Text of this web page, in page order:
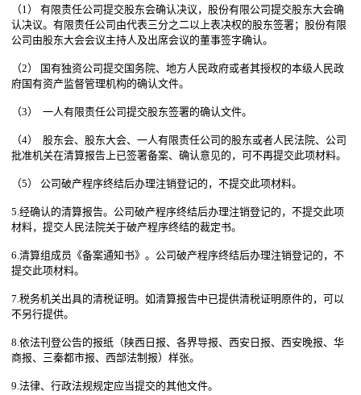
（1） 有限责任公司提交股东会确认决议，股份有限公司提交股东大会确
认决议。有限责任公司由代表三分之二以上表决权的股东签署；股份有限
公司由股东大会会议主持人及出席会议的董事签字确认。
（2） 国有独资公司提交国务院、地方人民政府或者其授权的本级人民政
府国有资产监督管理机构的确认文件。
（3） 一人有限责任公司提交股东签署的确认文件。
（4） 股东会、股东大会、一人有限责任公司的股东或者人民法院、公司
批准机关在清算报告上已签署备案、确认意见的，可不再提交此项材料。
（5） 公司破产程序终结后办理注销登记的，不提交此项材料。
5.经确认的清算报告。公司破产程序终结后办理注销登记的，不提交此项
材料，提交人民法院关于破产程序终结的裁定书。
6.清算组成员《备案通知书》。公司破产程序终结后办理注销登记的，不
提交此项材料。
7.税务机关出具的清税证明。如清算报告中已提供清税证明原件的，可以
不另行提供。
8.依法刊登公告的报纸（陕西日报、各界导报、西安日报、西安晚报、华
商报、三秦都市报、西部法制报）样张。
9.法律、行政法规规定应当提交的其他文件。